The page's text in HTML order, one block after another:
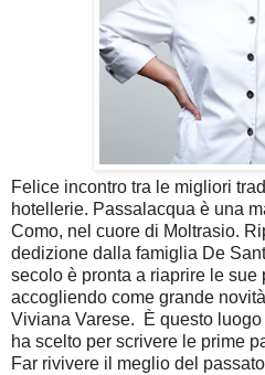
Felice incontro tra le migliori
hotellerie. Passalacqua è una
Como, nel cuore di Moltrasio.
dedizione dalla famiglia De
secolo è pronta a riaprire le sue
accogliendo come grande
Viviana Varese.
È questo
ha scelto per scrivere le prime
Far rivivere il meglio del